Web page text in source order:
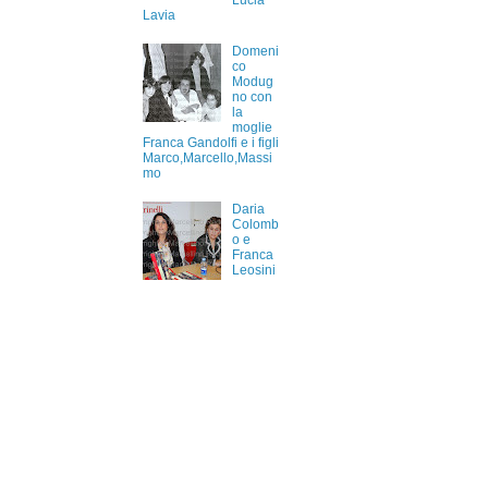
Lavia
Domeni
co
Modug
no con
la
moglie
Franca Gandolfi e i figli
Marco,Marcello,Massi
mo
Daria
Colomb
o e
Franca
Leosini